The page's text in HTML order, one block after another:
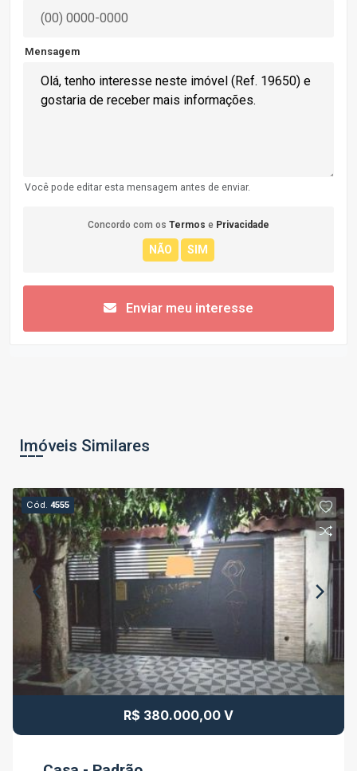
Mensagem
Você pode editar esta mensagem antes de enviar.
Concordo com os Termos e Privacidade
Enviar meu interesse
Imóveis Similares
Cód.4555
R$ 380.000,00 V